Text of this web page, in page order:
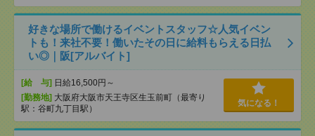
好きな場所で働けるイベントスタッフ☆人気イベン
トも！来社不要！働いたその日に給料もらえる日払
い◎｜阪[アルバイト]
[給 与] 日給16,500円～
[勤務地] 大阪府大阪市天王寺区生玉前町（最寄り
駅：谷町九丁目駅）
気になる！